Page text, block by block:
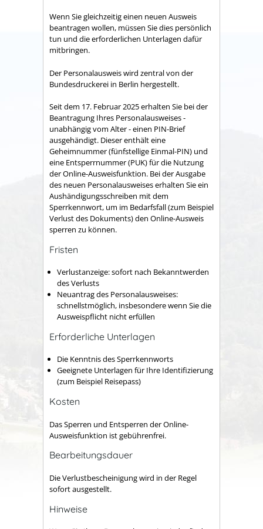
Wenn Sie gleichzeitig einen neuen Ausweis
beantragen wollen, müssen Sie dies persönlich
tun und die erforderlichen Unterlagen dafür
mitbringen.
Der Personalausweis wird zentral von der
Bundesdruckerei in Berlin hergestellt.
Seit dem 17. Februar 2025 erhalten Sie beider
Beantragung Ihres Personalausweises-
unabhängig vom Alter -einen PIN-Brief
ausgehändigt. Dieser enthält eine
Geheimnummer(fünfstellige Einmal-PIN) und
eine Entsperrnummer (PUK)für die Nutzung
der Online-Ausweisfunktion. Bei der Ausgabe
des neuen Personalausweises erhalten Sie ein
Aushändigungsschreiben mit dem
Sperrkennwort, um im Bedarfsfall (zum Beispiel
Verlust des Dokuments) den Online-Ausweis
sperren zu können.
Fristen
Verlustanzeige: sofort nach Bekanntwerden
des Verlusts
Neuantrag des Personalausweises:
schnellstmöglich, insbesondere wenn Sie die
Ausweispflicht nicht erfüllen
Erforderliche Unterlagen
Die Kenntnis des Sperrkennworts
Geeignete Unterlagen für Ihre Identifizierung
(zum Beispiel Reisepass)
Kosten
Das Sperren und Entsperren der Online-
Ausweisfunktion ist gebührenfrei.
Bearbeitungsdauer
Die Verlustbescheinigung wird in der Regel
sofort ausgestellt.
Hinweise